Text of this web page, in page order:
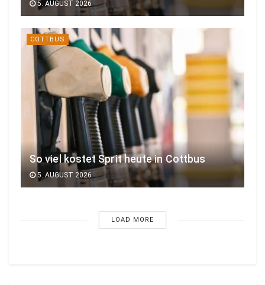
5. AUGUST 2026
COTTBUS
So viel kostet Sprit heute in Cottbus
5. AUGUST 2026
LOAD MORE